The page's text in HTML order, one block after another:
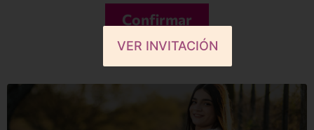
Confirmar
VER INVITACIÓN